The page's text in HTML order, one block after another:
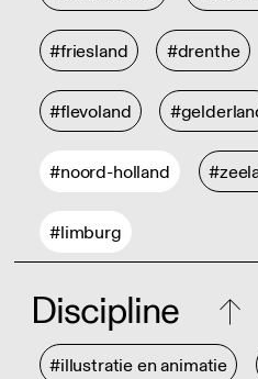
#friesland #drenthe
#flevoland
#noord-holland
#limburg
Discipline
#illustratie en animatie